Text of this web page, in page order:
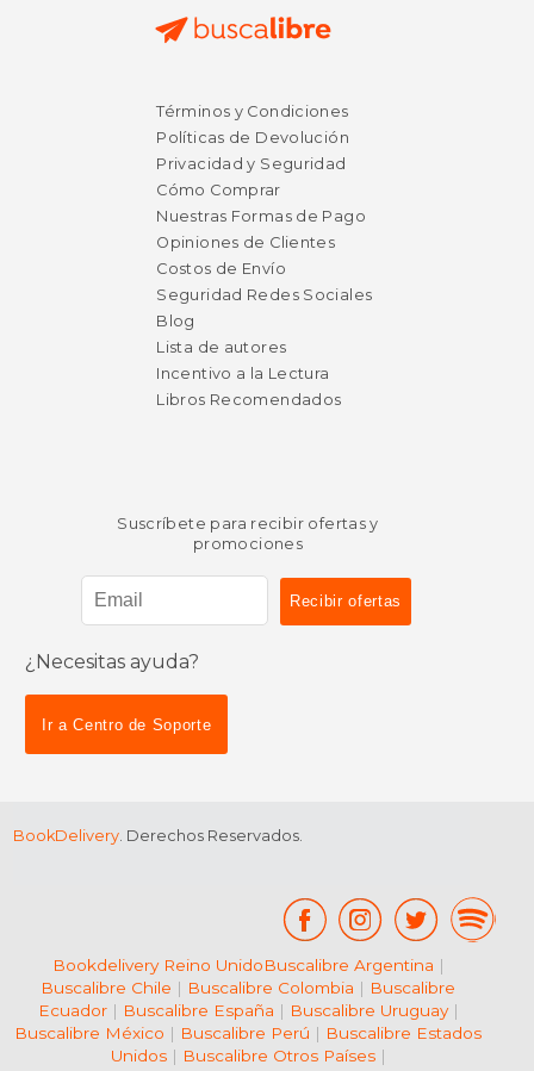
Términos y Condiciones
Políticas de Devolución
Privacidad y Seguridad
Cómo Comprar
Nuestras Formas de Pago
Opiniones de Clientes
Costos de Envío
Seguridad Redes Sociales
Blog
Lista de autores
Incentivo a la Lectura
Libros Recomendados
Suscríbete para recibir ofertas y
promociones
¿Necesitas ayuda?
Ir a Centro de Soporte
BookDelivery. Derechos Reservados.
Bookdelivery Reino UnidoBuscalibre Argentina |
Buscalibre Chile | Buscalibre Colombia | Buscalibre
Ecuador| Buscalibre España | Buscalibre Uruguay|
Buscalibre México | Buscalibre Perú | Buscalibre Estados
Unidos| Buscalibre Otros Países|